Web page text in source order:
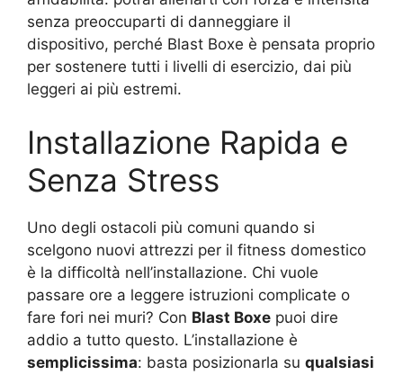
senza preoccuparti di danneggiare il
dispositivo, perché Blast Boxe è pensata proprio
per sostenere tutti i livelli di esercizio, dai più
leggeri ai più estremi.
Installazione Rapida e
Senza Stress
Uno degli ostacoli più comuni quando si
scelgono nuovi attrezzi per il fitness domestico
è la difficoltà nell’installazione. Chi vuole
passare ore a leggere istruzioni complicate o
fare fori nei muri? Con Blast Boxe puoi dire
addio a tutto questo. L’installazione è
semplicissima: basta posizionarla su qualsiasi